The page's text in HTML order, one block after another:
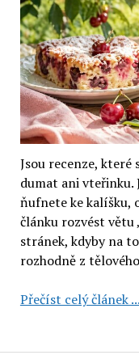
Jsou recenze,
dumat ani vteřinku.
ňufnete ke kalíšku,
článku rozvést větu
stránek, kdyby na
rozhodně z
Přečíst celý článek ...